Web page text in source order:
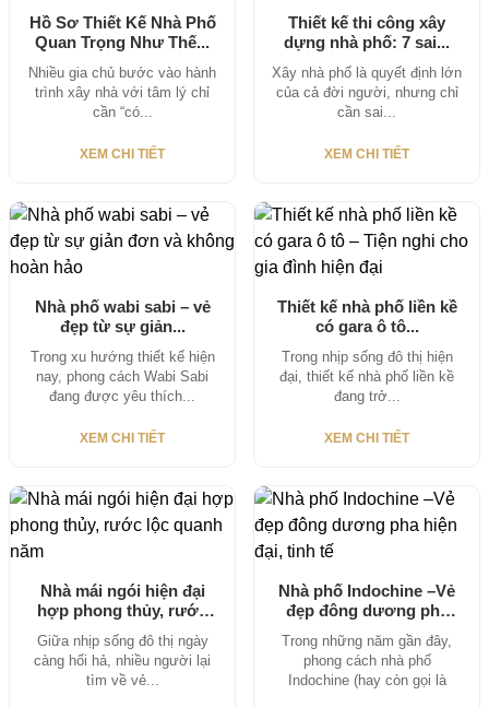
Hồ Sơ Thiết Kế Nhà Phố
Quan Trọng Như Thế...
Nhiều gia chủ bước vào hành
trình xây nhà với tâm lý chỉ
cần “có...
XEM CHI TIẾT
Thiết kế thi công xây
dựng nhà phố: 7 sai...
Xây nhà phố là quyết định lớn
của cả đời người, nhưng chỉ
cần sai...
XEM CHI TIẾT
Nhà phố wabi sabi – vẻ
đẹp từ sự giản...
Trong xu hướng thiết kế hiện
nay, phong cách Wabi Sabi
đang được yêu thích...
XEM CHI TIẾT
Thiết kế nhà phố liền kề
có gara ô tô...
Trong nhịp sống đô thị hiện
đại, thiết kế nhà phố liền kề
đang trở...
XEM CHI TIẾT
Nhà mái ngói hiện đại
hợp phong thủy, rước
lộc...
Giữa nhịp sống đô thị ngày
càng hối hả, nhiều người lại
tìm về vẻ...
Nhà phố Indochine –Vẻ
đẹp đông dương pha
hiện đại,...
Trong những năm gần đây,
phong cách nhà phố
Indochine (hay còn gọi là